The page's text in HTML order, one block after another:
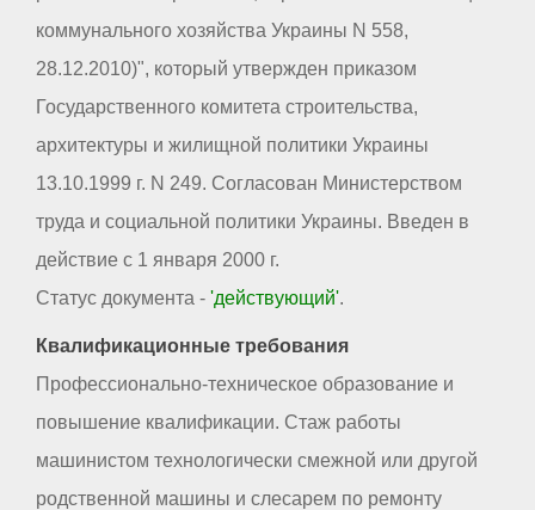
коммунального хозяйства Украины N 558,
28.12.2010)", который утвержден приказом
Государственного комитета строительства,
архитектуры и жилищной политики Украины
13.10.1999 г. N 249. Согласован Министерством
труда и социальной политики Украины. Введен в
действие с 1 января 2000 г.
Статус документа - 'действующий'.
Квалификационные требования
Профессионально-техническое образование и
повышение квалификации. Стаж работы
машинистом технологически смежной или другой
родственной машины и слесарем по ремонту